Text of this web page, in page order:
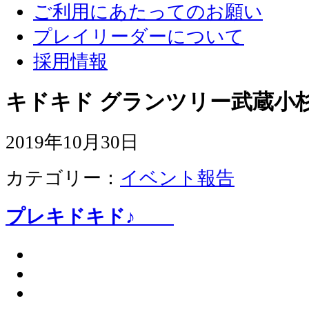
ご利用にあたってのお願い
プレイリーダーについて
採用情報
キドキド グランツリー武蔵小
2019年10月30日
カテゴリー： イベント報告
プレキドキド♪